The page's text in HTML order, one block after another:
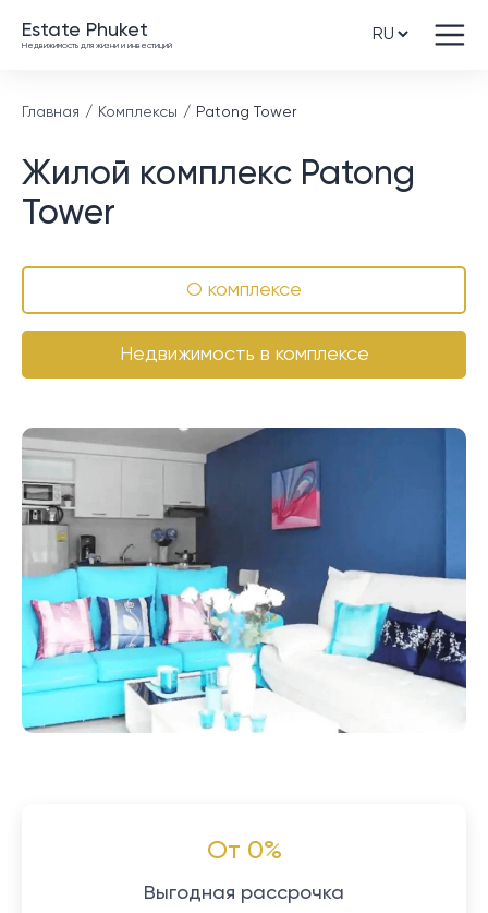
Estate Phuket
Недвижимость для жизни и инвестиций
Главная Комплексы Patong Tower
Жилой комплекс Patong
Tower
О комплексе
Недвижимость в комплексе
От 0%
Выгодная рассрочка